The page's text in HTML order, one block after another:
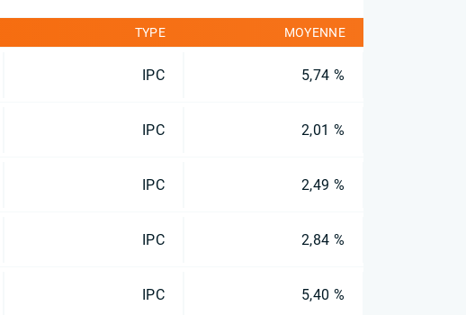
TYPE MOYENNE
IPC 5,74 %
IPC 2,01 %
IPC 2,49 %
IPC 2,84 %
IPC 5,40 %